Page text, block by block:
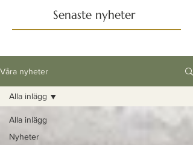
Senaste nyheter
Våra nyheter
Alla inlägg
Nyheter
Alla inlägg